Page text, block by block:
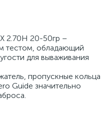
2.70H 20-50гр –
тестом, обладающий
для вываживания
пропускные кольца
Guide значительно